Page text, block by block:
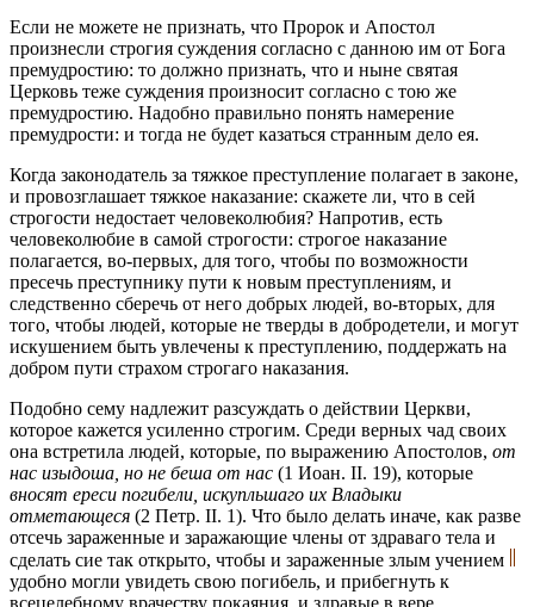
Если не можете не признать, что Пророк и Апостол
произнесли строгия суждения согласно с данною им от Бога
премудростию: то должно признать, что и ныне святая
Церковь теже суждения произносит согласно с тою же
премудростию. Надобно правильно понять намерение
премудрости: и тогда не будет казаться странным дело ея.
Когда законодатель за тяжкое преступление полагает в законе,
и провозглашает тяжкое наказание: скажете ли, что в сей
строгости недостает человеколюбия? Напротив, есть
человеколюбие в самой строгости: строгое наказание
полагается, во-первых, для того, чтобы по возможности
пресечь преступнику пути к новым преступлениям, и
следственно сберечь от него добрых людей, во-вторых, для
того, чтобы людей, которые не тверды в добродетели, и могут
искушением быть увлечены к преступлению, поддержать на
добром пути страхом строгаго наказания.
Подобно сему надлежит разсуждать о действии Церкви,
которое кажется усиленно строгим. Среди верных чад своих
она встретила людей, которые, по выражению Апостолов, от
нас изыдоша, но не беша от нас (1 Иоан. II. 19), которые
вносят ереси погибели, искупльшаго их Владыки
отметающеся (2 Петр. II. 1). Что было делать иначе, как разве
отсечь зараженные и заражающие члены от здраваго тела и
сделать сие так открыто, чтобы и зараженные злым учением
удобно могли увидеть свою погибель, и прибегнуть к
всецелебному врачеству покаяния, и здравые в вере